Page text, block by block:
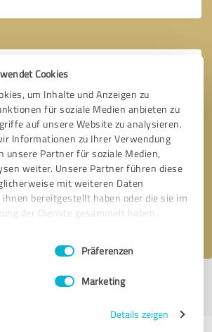
Cookies
um Inhalte und Anzeigen zu
für soziale Medien anbieten zu
auf unsere Website zu analysieren.
Informationen zu Ihrer Verwendung
unsere Partner für soziale Medien,
weiter. Unsere Partner führen diese
mit weiteren Daten
ihnen bereitgestellt haben oder die sie im
der Dienste gesammelt haben.
Präferenzen
Marketing
Details zeigen
* Erforderliche Angaben
Nachricht senden
zu.
| Letzte Aktualisierung: 26.10.2024